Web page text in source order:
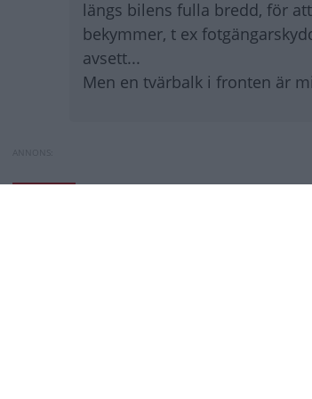
längs bilens fulla bredd, för
bekymmer, t ex
avsett...
Men en tvärbalk i fronten är